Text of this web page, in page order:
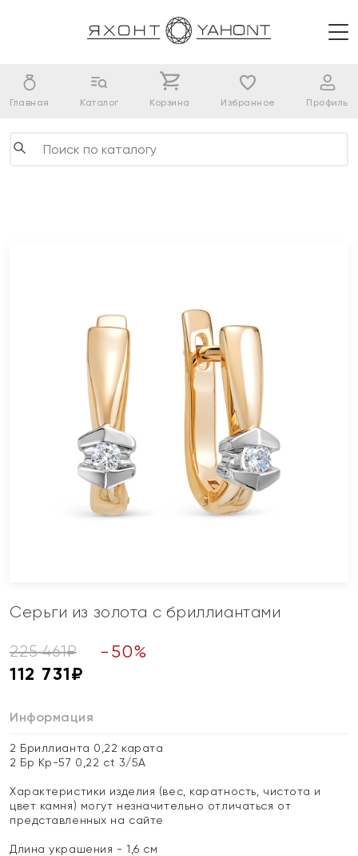
Главная Каталог Корзина Избранное Профиль
Серьги из золота с бриллиантами
225 461₽ - 50%
112 731₽
Информация
2 Бриллианта 0,22 карата
2 Бр Кр-57 0,22 ct 3/5А
Характеристики изделия (вес, каратность, чистота и
цвет камня) могут незначительно отличаться от
представленных на сайте
Длина украшения - 1,6 см